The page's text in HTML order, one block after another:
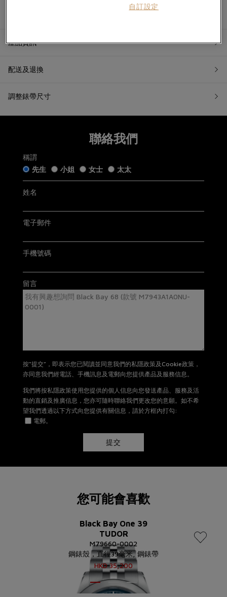
五年保用證
Tudor五年保用以保用證上日期起計 (保用證上日期按銷售發票
或聯繫我們的客戶服務。所有退回商品都必須處於「原銷售狀
態」。我們收到您的退換貨申請後會盡快跟進。
「原銷售狀態」是指貨品：
仍保留完好的原廠包裝及未移除的保護膜，齊備附帶的帝舵
無任何程度損毁。
星期一至星期日: 11AM -8PM
產品資訊
配送及退換
調整錶帶尺寸
聯絡我們
稱謂
先生
小姐 女士 太太
姓名
電子郵件
手機號碼
留言
按“提交”，即表示您已閱讀並同意我們的私隱政策及Cookie政策，
亦同意我們經電話、手機訊息及電郵向您提供產品及服務信息。
我們將按私隱政策使用您提供的個人信息向您發送產品、服務及活
動的直銷及推廣信息，您亦可隨時聯絡我們更改您的意願。如不希
望我們透過以下方式向您提供有關信息，請於方框內打勾:
電郵。
提交
您可能會喜歡
Black Bay One 39
TUDOR
M79660-0002
鋼錶殼，直徑39毫米, 鋼錶帶
HKD35,200
自訂設定